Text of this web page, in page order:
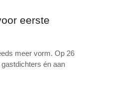
eerste
meer vorm. Op 26
én aan